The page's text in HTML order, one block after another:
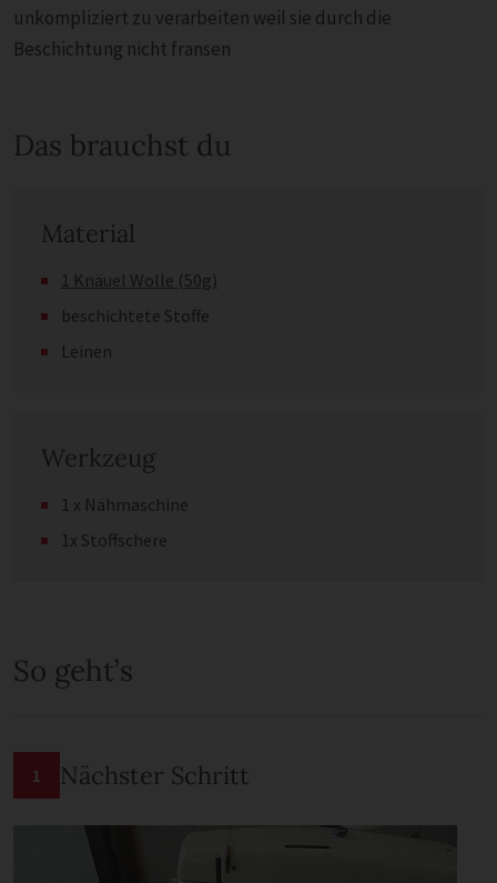
unkompliziert zu verarbeiten weil sie durch die
Beschichtung nicht fransen
Das brauchst du
Material
1 Knäuel Wolle (50g)
beschichtete Stoffe
Leinen
Werkzeug
1 x Nähmaschine
1x Stoffschere
So geht’s
1 Nächster Schritt